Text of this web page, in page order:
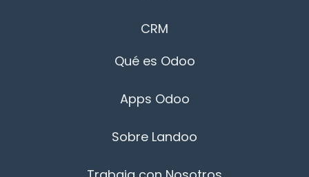
CRM
Qué es Odoo
Apps Odoo
Sobre Landoo